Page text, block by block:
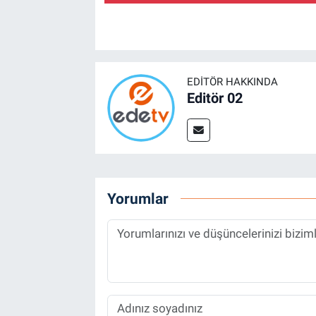
EDITÖR HAKKINDA
Editör 02
Yorumlar